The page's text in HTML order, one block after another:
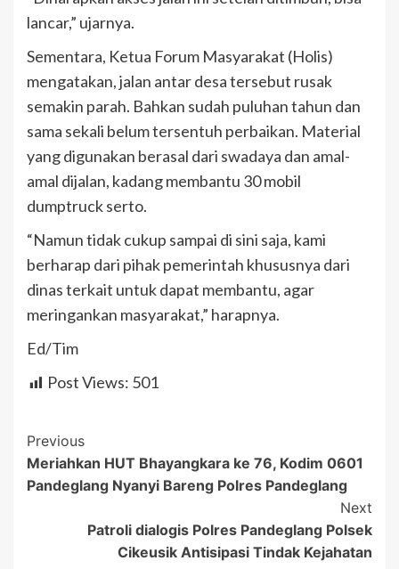
lancar,” ujarnya.
Sementara, Ketua Forum Masyarakat (Holis)
mengatakan, jalan antar desa tersebut rusak
semakin parah. Bahkan sudah puluhan tahun dan
sama sekali belum tersentuh perbaikan. Material
yang digunakan berasal dari swadaya dan amal-
amal dijalan, kadang membantu 30 mobil
dumptruck serto.
“Namun tidak cukup sampai di sini saja, kami
berharap dari pihak pemerintah khususnya dari
dinas terkait untuk dapat membantu, agar
meringankan masyarakat,” harapnya.
Ed/Tim
Post Views: 501
Post
Navigation
Previous
Meriahkan HUT Bhayangkara ke 76, Kodim 0601
Pandeglang Nyanyi Bareng Polres Pandeglang
Next
Patroli dialogis Polres Pandeglang Polsek
Cikeusik Antisipasi Tindak Kejahatan